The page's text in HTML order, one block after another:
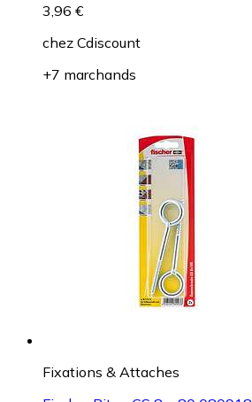
3,96 €
chez Cdiscount
+7 marchands
Fixations & Attaches